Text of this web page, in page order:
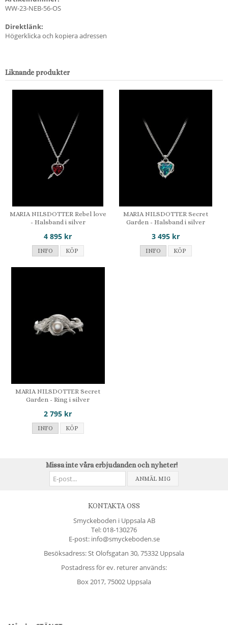
WW-23-NEB-56-OS
Direktlänk:
Högerklicka och kopiera adressen
Liknande produkter
MARIA NILSDOTTER Rebel love
- Halsband i silver
4 895 kr
INFO KÖP
MARIA NILSDOTTER Secret
Garden - Halsband i silver
3 495 kr
INFO KÖP
MARIA NILSDOTTER Secret
Garden - Ring i silver
2 795 kr
INFO KÖP
Missa inte våra erbjudanden och nyheter!
ANMÄL MIG
KONTAKTA OSS
Smyckeboden i Uppsala AB
Tel:018-130276
E-post: info@smyckeboden.se
Besöksadress: St Olofsgatan 30, 75332 Uppsala
Postadress för ev. returer används:
Box 2017, 75002 Uppsala